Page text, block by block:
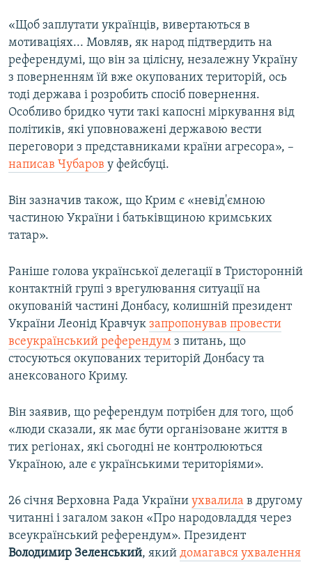
«Щоб заплутати українців, вивертаються в
мотиваціях... Мовляв, як народ підтвердить на
референдумі, що він за цілісну, незалежну Україну
з поверненням їй вже окупованих територій, ось
тоді держава і розробить спосіб повернення.
Особливо бридко чути такі капосні міркування від
політиків, які уповноважені державою вести
переговори з представниками країни агресора», –
написав Чубаров у фейсбуці.
Він зазначив також, що Крим є «невід'ємною
частиною України і батьківщиною кримських
татар».
Раніше голова української делегації в Тристоронній
контактній групі з врегулювання ситуації на
окупованій частині Донбасу, колишній президент
України Леонід Кравчук запропонував провести
всеукраїнський референдум з питань, що
стосуються окупованих територій Донбасу та
анексованого Криму.
Він заявив, що референдум потрібен для того, щоб
«люди сказали, як має бути організоване життя в
тих регіонах, які сьогодні не контролюються
Україною, але є українськими територіями».
26 січня Верховна Рада України ухвалила в другому
читанні і загалом закон «Про народовладдя через
всеукраїнський референдум». Президент
Володимир Зеленський, який домагався ухвалення